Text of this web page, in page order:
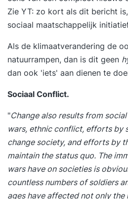
Zie YT: zo kort als dit bericht
sociaal maatschappelijk
Als de klimaatverandering de
natuurrampen, dan is dit geen
dan ook 'iets' aan dienen te
Sociaal Conflict.
"Change also results from
wars, ethnic conflict, efforts by
change society, and efforts by
maintain the status quo. The
wars have on societies is
countless numbers of soldiers
ages have affected not only